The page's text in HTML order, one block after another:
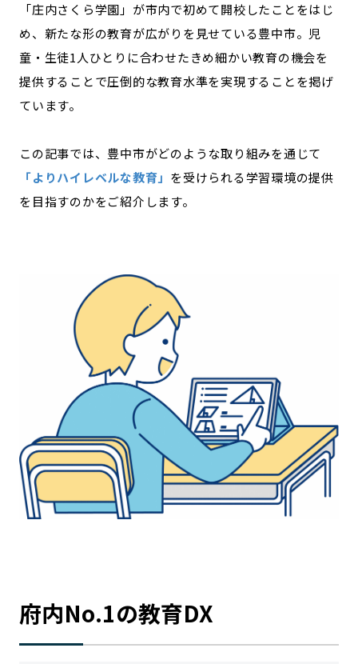
「人」から探す
記事ライター アンバサダー
「庄内さくら学園」が市内で初めて開校したことをはじ
め、新たな形の教育が広がりを見せている豊中市。児
童・生徒1人ひとりに合わせたきめ細かい教育の機会を
提供することで圧倒的な教育水準を実現することを掲げ
ています。
この記事では、豊中市がどのような取り組みを通じて
「よりハイレベルな教育」 を受けられる学習環境の提供
を目指すのかをご紹介します。
府内No.1の教育DX